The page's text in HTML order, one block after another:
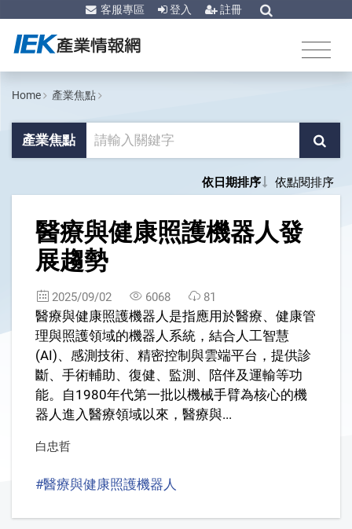
客服專區 登入 註冊
Home 產業焦點
產業焦點
依日期排序 依點閱排序
醫療與健康照護機器人發
展趨勢
2025/09/02 6068 81
醫療與健康照護機器人是指應用於醫療、健康管
理與照護領域的機器人系統，結合人工智慧
(AI)、感測技術、精密控制與雲端平台，提供診
斷、手術輔助、復健、監測、陪伴及運輸等功
能。自1980年代第一批以機械手臂為核心的機
器人進入醫療領域以來，醫療與...
白忠哲
#醫療與健康照護機器人